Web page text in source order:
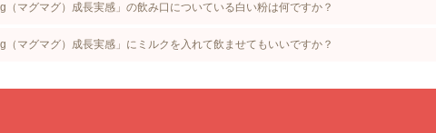
（マグマグ）成長実感」の飲み口についている白い粉は何ですか？
（マグマグ）成長実感」にミルクを入れて飲ませてもいいですか？